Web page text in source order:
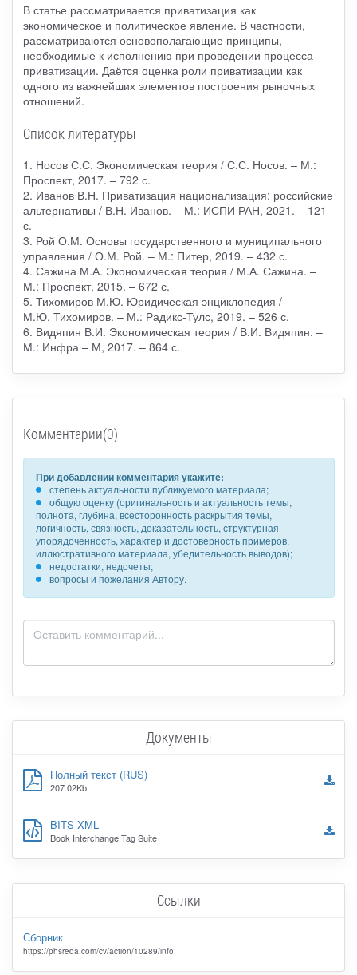
В статье рассматривается приватизация как
экономическое и политическое явление. В частности,
рассматриваются основополагающие принципы,
необходимые к исполнению при проведении процесса
приватизации. Даётся оценка роли приватизации как
одного из важнейших элементов построения рыночных
отношений.
Список литературы
1. Носов С.С. Экономическая теория / С.С. Носов. – М.:
Проспект, 2017. – 792 с.
2. Иванов В.Н. Приватизация национализация: российские
альтернативы / В.Н. Иванов. – М.: ИСПИ РАН, 2021. – 121
с.
3. Рой О.М. Основы государственного и муниципального
управления / О.М. Рой. – М.: Питер, 2019. – 432 с.
4. Сажина М.А. Экономическая теория / М.А. Сажина. –
М.: Проспект, 2015. – 672 с.
5. Тихомиров М.Ю. Юридическая энциклопедия /
М.Ю. Тихомиров. – М.: Радикс-Тулс, 2019. – 526 с.
6. Видяпин В.И. Экономическая теория / В.И. Видяпин. –
М.: Инфра – М, 2017. – 864 с.
Комментарии(0)
При добавлении комментария укажите:
степень актуальности публикуемого материала;
общую оценку (оригинальность и актуальность темы,
полнота, глубина, всесторонность раскрытия темы,
логичность, связность, доказательность, структурная
упорядоченность, характер и достоверность примеров,
иллюстративного материала, убедительность выводов);
недостатки, недочеты;
вопросы и пожелания Автору.
Документы
Полный текст (RUS)
207.02Kb
BITS XML
Book Interchange Tag Suite
Ссылки
Сборник
https://phsreda.com/cv/action/10289/info